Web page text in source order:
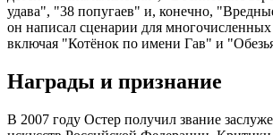
удава", "38 попугаев" и, конечно,
он написал сценарии для
включая "Котёнок по имени Гав" и
Награды и признание
В 2007 году Остер получил звание